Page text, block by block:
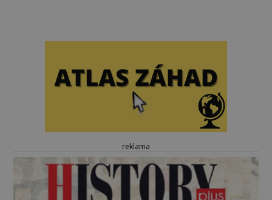
reklama